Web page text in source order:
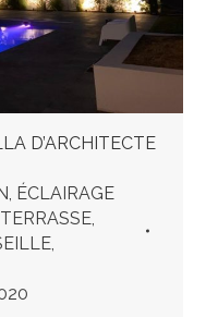
D’ARCHITECTE
, ÉCLAIRAGE
,
,